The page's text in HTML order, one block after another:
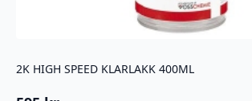
2K HIGH SPEED KLARLAKK 400ML